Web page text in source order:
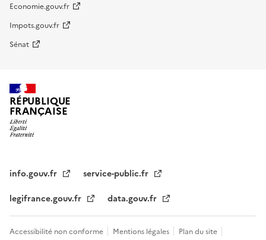
Economie.gouv.fr
Impots.gouv.fr
Sénat
RÉPUBLIQUE
FRANÇAISE
info.gouv.fr
service-public.fr
legifrance.gouv.fr
data.gouv.fr
Accessibilité non conforme Mentions légales Plan du site